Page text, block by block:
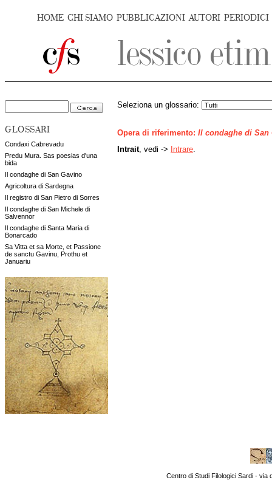
HOME CHI SIAMO PUBBLICAZIONI AUTORI PERIODICI
GLOSSARI
Condaxi Cabrevadu
Predu Mura. Sas poesias d'una
bida
Il condaghe di San Gavino
Agricoltura di Sardegna
Il registro di San Pietro di Sorres
Il condaghe di San Michele di
Salvennor
Il condaghe di Santa Maria di
Bonarcado
Sa Vitta et sa Morte, et Passione
de sanctu Gavinu, Prothu et
Januariu
Seleziona un glossario:
Opera di riferimento: Il condaghe di San
Intrait, vedi -> Intrare
Centro di Studi Filologici Sardi - via